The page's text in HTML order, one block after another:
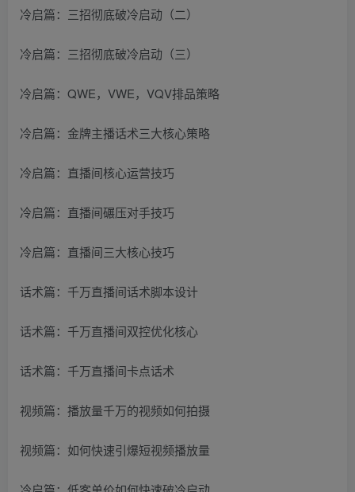
冷启篇：三招彻底破冷启动（二）
冷启篇：三招彻底破冷启动（三）
冷启篇：QWE，VWE，VQV排品策略
冷启篇：金牌主播话术三大核心策略
冷启篇：直播间核心运营技巧
冷启篇：直播间碾压对手技巧
冷启篇：直播间三大核心技巧
话术篇：千万直播间话术脚本设计
话术篇：千万直播间双控优化核心
话术篇：千万直播间卡点话术
视频篇：播放量千万的视频如何拍摄
视频篇：如何快速引爆短视频播放量